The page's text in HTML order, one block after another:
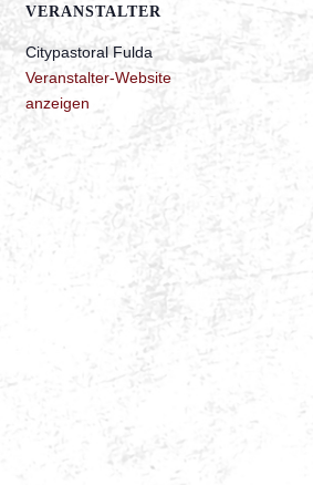
VERANSTALTER
Citypastoral Fulda
Veranstalter-Website
anzeigen